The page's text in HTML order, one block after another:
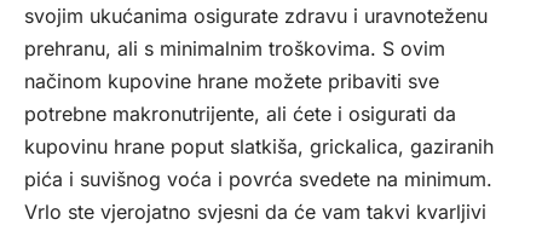
svojim ukućanima osigurate zdravu i uravnoteženu
prehranu, ali s minimalnim troškovima. S ovim
načinom kupovine hrane možete pribaviti sve
potrebne makronutrijente, ali ćete i osigurati da
kupovinu hrane poput slatkiša, grickalica, gaziranih
pića i suvišnog voća i povrća svedete na minimum.
Vrlo ste vjerojatno svjesni da će vam takvi kvarljivi